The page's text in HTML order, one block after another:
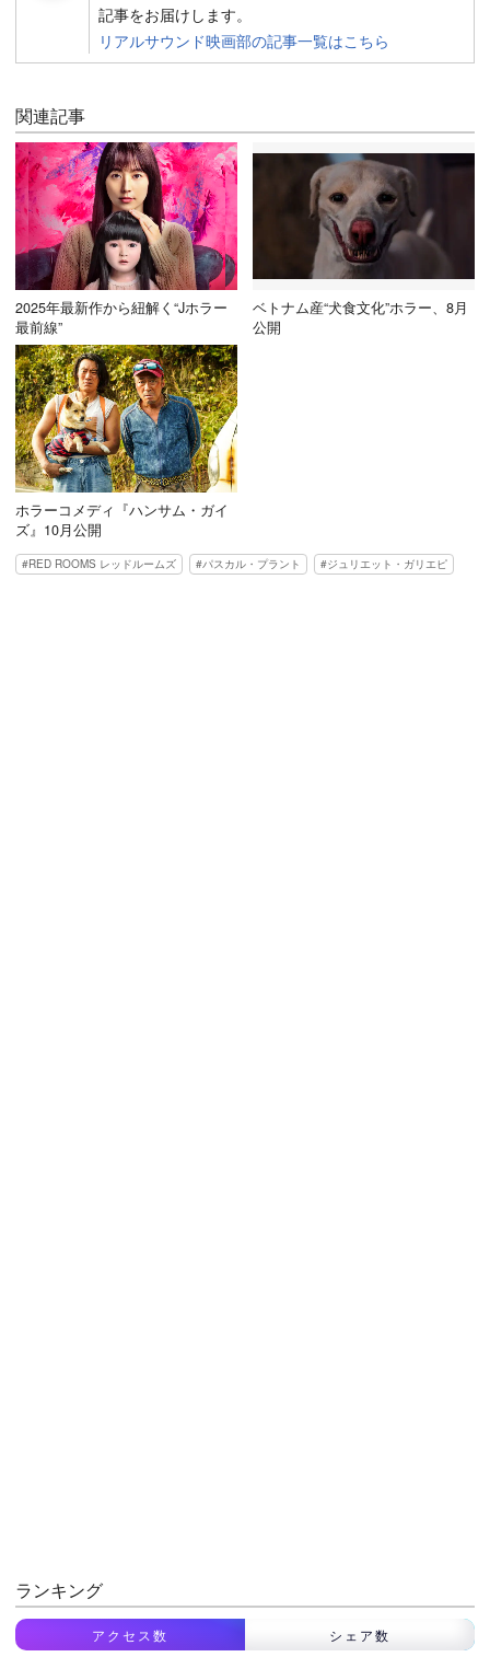
記事をお届けします。
リアルサウンド映画部の記事一覧はこちら
関連記事
2025年最新作から紐解く“Jホラー
最前線”
ベトナム産“犬食文化”ホラー、8月
公開
ホラーコメディ『ハンサム・ガイ
ズ』10月公開
RED ROOMS レッドルームズ パスカル・プラント ジュリエット・ガリエピ
ランキング
アクセス数 シェア数